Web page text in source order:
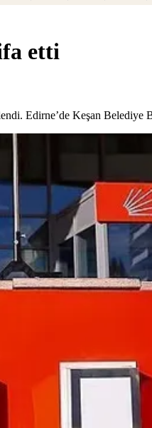
etti
Edirne’de Keşan Belediye